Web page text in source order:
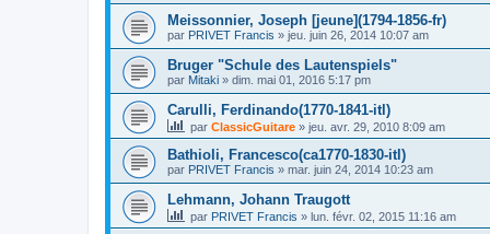
Meissonnier, Joseph [jeune](1794-1856-fr)
par PRIVET Francis » jeu. juin 26, 2014 10:07 am
Bruger "Schule des Lautenspiels"
par Mitaki » dim. mai 01, 2016 5:17 pm
Carulli, Ferdinando(1770-1841-itl)
par ClassicGuitare » jeu. avr. 29, 2010 8:09 am
Bathioli, Francesco(ca1770-1830-itl)
par PRIVET Francis » mar. juin 24, 2014 10:23 am
Lehmann, Johann Traugott
par PRIVET Francis » lun. févr. 02, 2015 11:16 am